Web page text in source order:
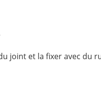
joint et la fixer avec du